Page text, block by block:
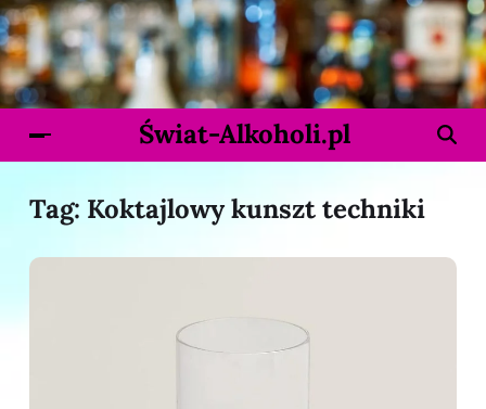
Świat-Alkoholi.pl
Tag: Koktajlowy kunszt techniki